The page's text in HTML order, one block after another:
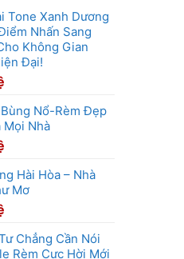
Tone Xanh Dương
Nhấn Sang
Không Gian
Đại!
Nổ-Rèm Đẹp
Mọi Nhà
Hài Hòa – Nhà
Mơ
Chẳng Cần Nói
Rèm Cực Hời Mới